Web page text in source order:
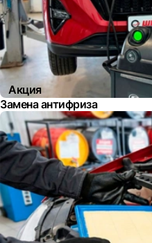
Акция
Замена антифриза